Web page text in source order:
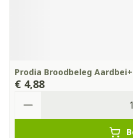
Prodia Broodbeleg
€ 4,88